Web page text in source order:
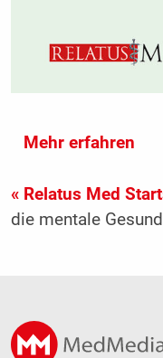
Mehr erfahren
« Relatus Med
die mentale